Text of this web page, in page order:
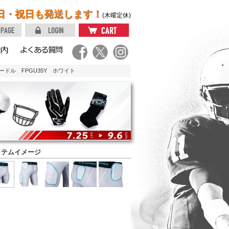
・祝日も発送します！ (木曜定休)
ドル FPGU35Y ホワイト
ムイメージ